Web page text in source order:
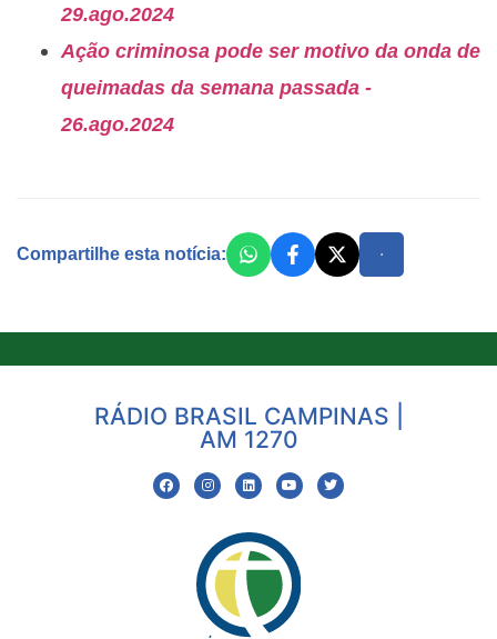
29.ago.2024
Ação criminosa pode ser motivo da onda de
queimadas da semana passada -
26.ago.2024
Compartilhe esta notícia:
RÁDIO BRASIL CAMPINAS |
AM 1270